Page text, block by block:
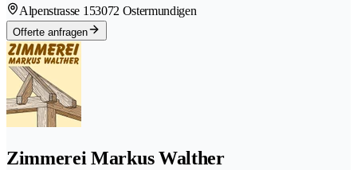
Alpenstrasse 153072 Ostermundigen
Offerte anfragen
Zimmerei Markus Walther